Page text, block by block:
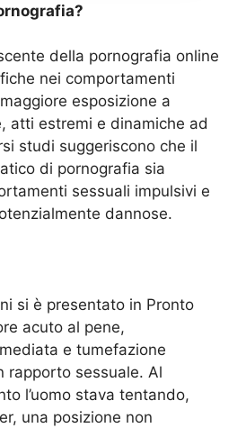
della pornografia online
nei comportamenti
esposizione a
atti estremi e dinamiche ad
studi suggeriscono che il
di pornografia sia
sessuali impulsivi e
dannose.
si è presentato in Pronto
acuto al pene,
e tumefazione
rapporto sessuale. Al
l’uomo stava tentando,
una posizione non